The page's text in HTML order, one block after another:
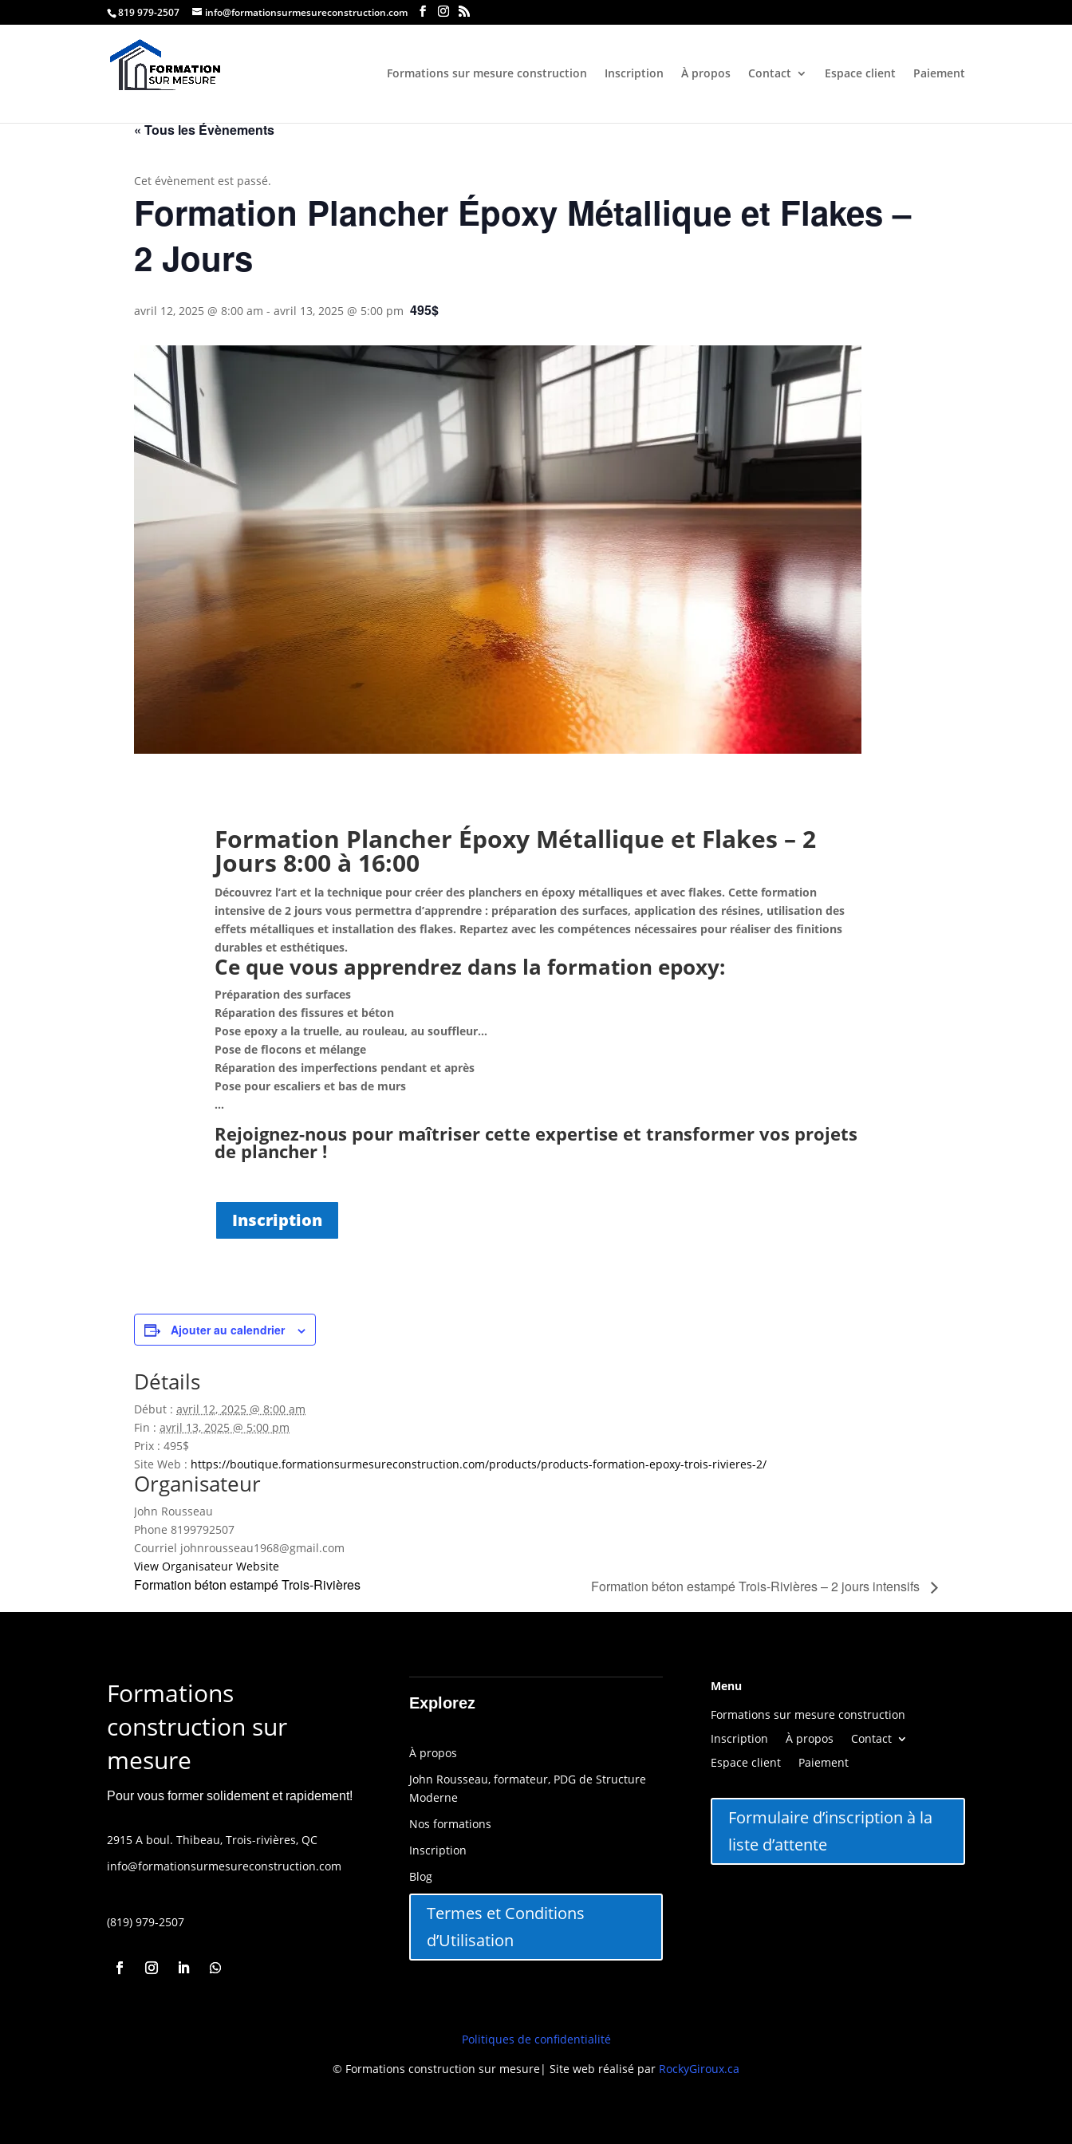
819 979-2507 info@formationsurmesureconstruction.com
Formations sur mesure construction Inscription À propos Contact Espace client Paiement
« Tous les Évènements
Cet évènement est passé.
Formation Plancher Époxy Métallique et Flakes –
2 Jours
avril 12, 2025 @ 8:00 am - avril 13, 2025 @ 5:00 pm 495$
Formation Plancher Époxy Métallique et Flakes – 2
Jours 8:00 à 16:00
Découvrez l’art et la technique pour créer des planchers en époxy métalliques et avec flakes. Cette formation
intensive de 2 jours vous permettra d’apprendre : préparation des surfaces, application des résines, utilisation des
effets métalliques et installation des flakes. Repartez avec les compétences nécessaires pour réaliser des finitions
durables et esthétiques.
Ce que vous apprendrez dans la formation epoxy:
Préparation des surfaces
Réparation des fissures et béton
Pose epoxy a la truelle, au rouleau, au souffleur…
Pose de flocons et mélange
Réparation des imperfections pendant et après
Pose pour escaliers et bas de murs
…
Rejoignez-nous pour maîtriser cette expertise et transformer vos projets
de plancher !
Inscription
Ajouter au calendrier
Détails
Début : avril 12, 2025 @ 8:00 am
Fin : avril 13, 2025 @ 5:00 pm
Prix : 495$
Site Web : https://boutique.formationsurmesureconstruction.com/products/products-formation-epoxy-trois-rivieres-2/
Organisateur
John Rousseau
Phone 8199792507
Courriel johnrousseau1968@gmail.com
View Organisateur Website
Formation béton estampé Trois-Rivières Formation béton estampé Trois-Rivières – 2 jours intensifs
Formations
construction sur
mesure
Pour vous former solidement et rapidement!
2915 A boul. Thibeau, Trois-rivières, QC
info@formationsurmesureconstruction.com
(819) 979-2507
Explorez
À propos
John Rousseau, formateur, PDG de Structure
Moderne
Nos formations
Inscription
Blog
Termes et Conditions
d’Utilisation
Menu
Formations sur mesure construction
Inscription
À propos
Contact
Espace client
Paiement
Formulaire d’inscription à la
liste d’attente
Politiques de confidentialité
© Formations construction sur mesure| Site web réalisé par RockyGiroux.ca